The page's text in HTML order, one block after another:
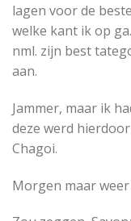
lagen voor de
welke kant ik op
nml. zijn best
aan.
Jammer, maar ik
deze werd
Chagoi.
Morgen maar